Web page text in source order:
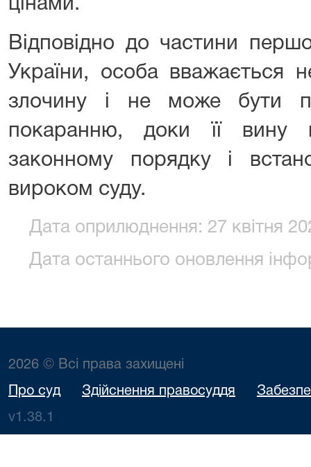
цінами.
Відповідно до частини
України, особа вважається
злочину і не може бути
покаранню, доки її
законному порядку і
вироком суду.
Дата оприлюднення: 27 квітня
Дата останнього оновлення
2026 © Всі права захищені
Про суд Здійснення правосуддя
v1.38.1